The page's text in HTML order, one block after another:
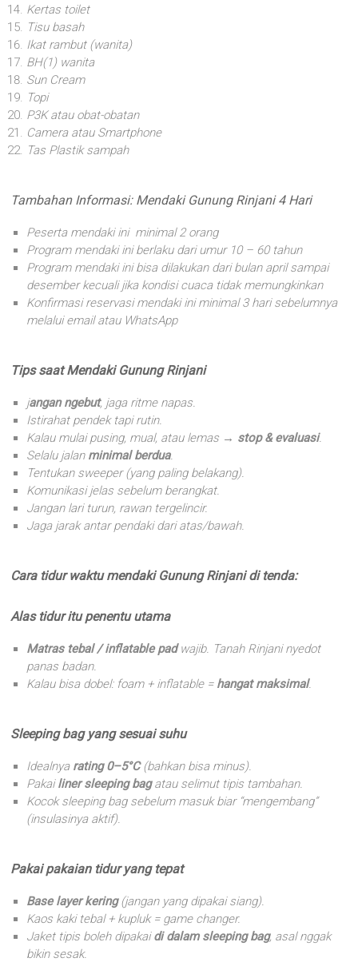
Kertas toilet
Tisu basah
Ikat rambut (wanita)
BH(1) wanita
Sun Cream
Topi
P3K atau obat-obatan
Camera atau Smartphone
Tas Plastik sampah
Tambahan Informasi: Mendaki Gunung Rinjani 4 Hari
Peserta mendaki ini minimal 2 orang
Program mendaki ini berlaku dari umur 10 – 60 tahun
Program mendaki ini bisa dilakukan dari bulan april sampai
desember kecuali jika kondisi cuaca tidak memungkinkan
Konfirmasi reservasi mendaki ini minimal 3 hari sebelumnya
melalui email atau WhatsApp
Tips saat Mendaki Gunung Rinjani
jangan ngebut, jaga ritme napas.
Istirahat pendek tapi rutin.
Kalau mulai pusing, mual, atau lemas → stop & evaluasi.
Selalu jalan minimal berdua.
Tentukan sweeper (yang paling belakang).
Komunikasi jelas sebelum berangkat.
Jangan lari turun, rawan tergelincir.
Jaga jarak antar pendaki dari atas/bawah.
Cara tidur waktu mendaki Gunung Rinjani di tenda:
Alas tidur itu penentu utama
Matras tebal / inflatable padwajib. Tanah Rinjani nyedot
panas badan.
Kalau bisa dobel: foam + inflatable = hangat maksimal.
Sleeping bag yang sesuai suhu
Idealnya rating 0–5°C(bahkan bisa minus).
Pakailiner sleeping bagatau selimut tipis tambahan.
Kocok sleeping bag sebelum masuk biar “mengembang”
(insulasinya aktif).
Pakai pakaian tidur yang tepat
Base layer kering(jangan yang dipakai siang).
Kaos kaki tebal + kupluk = game changer.
Jaket tipis boleh dipakaidi dalam sleeping bag, asal nggak
bikin sesak.